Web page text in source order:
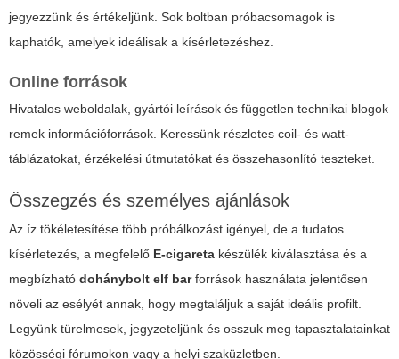
jegyezzünk és értékeljünk. Sok boltban próbacsomagok is
kaphatók, amelyek ideálisak a kísérletezéshez.
Online források
Hivatalos weboldalak, gyártói leírások és független technikai blogok
remek információforrások. Keressünk részletes coil- és watt-
táblázatokat, érzékelési útmutatókat és összehasonlító teszteket.
Összegzés és személyes ajánlások
Az íz tökéletesítése több próbálkozást igényel, de a tudatos
kísérletezés, a megfelelő E-cigareta készülék kiválasztása és a
megbízható dohánybolt elf barforrások használata jelentősen
növeli az esélyét annak, hogy megtaláljuk a saját ideális profilt.
Legyünk türelmesek, jegyzeteljünk és osszuk meg tapasztalatainkat
közösségi fórumokon vagy a helyi szaküzletben.